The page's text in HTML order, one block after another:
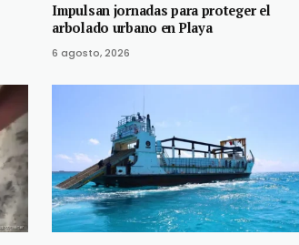
Impulsan jornadas para proteger el
arbolado urbano en Playa
6 agosto, 2026